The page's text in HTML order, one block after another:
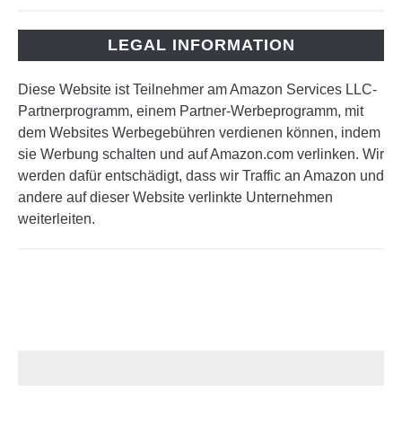
LEGAL INFORMATION
Diese Website ist Teilnehmer am Amazon Services LLC-
Partnerprogramm, einem Partner-Werbeprogramm, mit
dem Websites Werbegebühren verdienen können, indem
sie Werbung schalten und auf Amazon.com verlinken. Wir
werden dafür entschädigt, dass wir Traffic an Amazon und
andere auf dieser Website verlinkte Unternehmen
weiterleiten.